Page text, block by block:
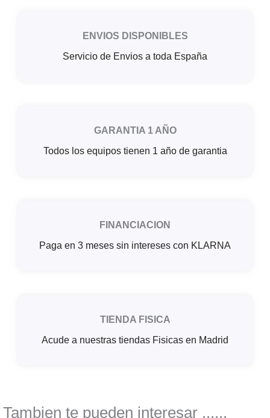
ENVIOS DISPONIBLES
Servicio de Envios a toda España
GARANTIA 1 AÑO
Todos los equipos tienen 1 año de garantia
FINANCIACION
Paga en 3 meses sin intereses con KLARNA
TIENDA FISICA
Acude a nuestras tiendas Fisicas en Madrid
Tambien te pueden interesar ......